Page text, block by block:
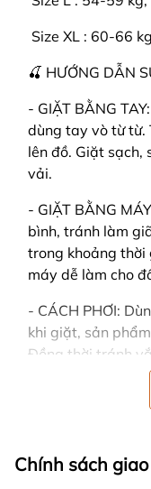
Size XL : 60-66
🍒 HƯỚNG DẪN
- GIẶT BẰNG
dùng tay vò từ từ.
lên đồ. Giặt sạch,
vải.
- GIẶT BẰNG
bình, tránh làm
trong khoảng thời
máy dễ làm cho
- CÁCH PHƠI:
khi giặt, sản
Đồng thời tránh
- Nên phơi ở nơi
tránh nơi có ánh
- Nên phân loại
Chính sách